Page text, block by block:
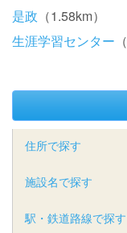
是政 （1.58km）
生涯学習センター
住所で探す
施設名で探す
駅・鉄道路線で探す